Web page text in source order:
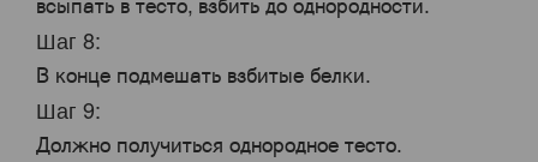
всыпать в тесто, взбить до однородности.
Шаг 8:
В конце подмешать взбитые белки.
Шаг 9:
Должно получиться однородное тесто.